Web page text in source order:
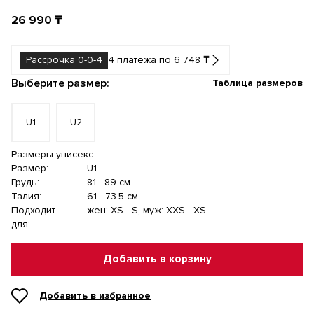
26 990 ₸
Рассрочка 0-0-4 4 платежа по 6 748 ₸
Выберите размер: Таблица размеров
U1 U2
Размеры унисекс:
Размер:
U1
Грудь:
81 - 89 см
Талия:
61 - 73.5 см
Подходит
для:
жен: XS - S, муж: XXS - XS
Добавить в корзину
Добавить в избранное